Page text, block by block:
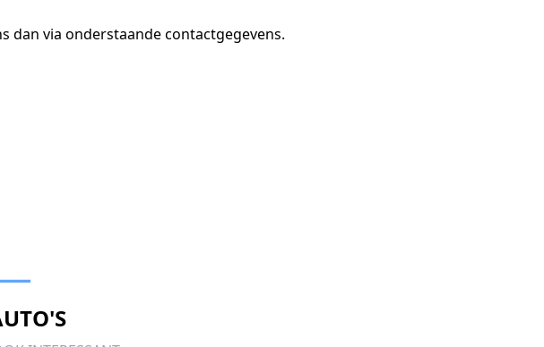
dan via onderstaande contactgegevens.